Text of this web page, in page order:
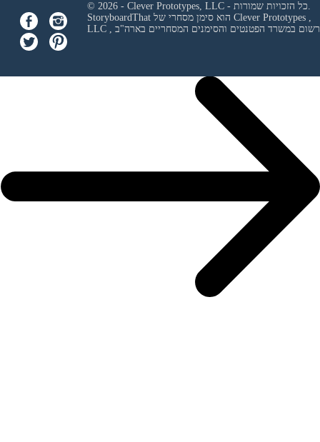
© 2026 - Clever Prototypes, LLC - כל הזכויות שמורות.
Clever Prototypes ,
LLC
ורשום במשרד הפטנטים והסימנים המסחריים בארה"ב